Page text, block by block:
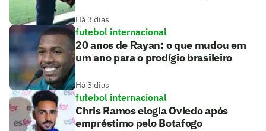
Há 3 dias
futebol internacional
20 anos de Rayan: o que mudou em
um ano para o prodígio brasileiro
Há 3 dias
futebol internacional
Chris Ramos elogia Oviedo após
empréstimo pelo Botafogo